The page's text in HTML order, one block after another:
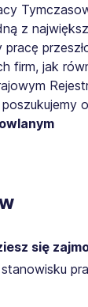
z
pracę
firm, jak
się